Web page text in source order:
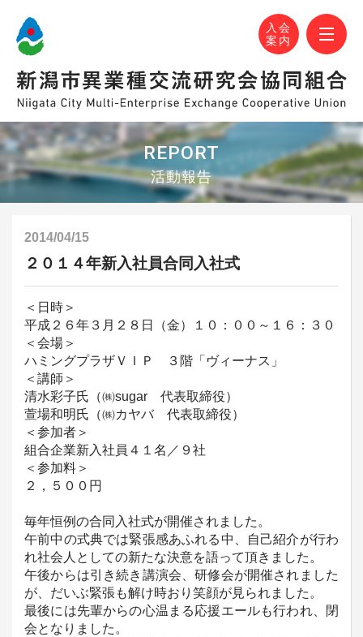
N-MEC 新潟市異業種交流研究会協同組合
おかげさまで設立30周年！
入会
案内
REPORT
活動報告
2014/04/15
２０１４年新入社員合同入社式
＜日時＞
平成２６年３月２８日（金）１０：００～１６：３０
＜会場＞
ハミングプラザＶＩＰ ３階「ヴィーナス」
＜講師＞
清水彩子氏（㈱sugar 代表取締役）
萱場和明氏（㈱カヤバ 代表取締役）
＜参加者＞
組合企業新入社員４１名／９社
＜参加料＞
２，５００円
毎年恒例の合同入社式が開催されました。
午前中の式典では緊張感あふれる中、自己紹介が行わ
れ社会人としての新たな決意を語って頂きました。
午後からは引き続き講演会、研修会が開催されました
が、だいぶ緊張も解け時おり笑顔が見られました。
最後には先輩からの心温まる応援エールも行われ、閉
会となりました。